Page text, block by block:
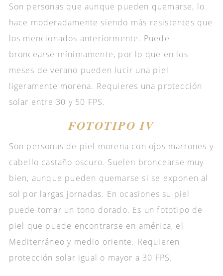
Son personas que aunque pueden quemarse, lo
hace moderadamente siendo más resistentes que
los mencionados anteriormente. Puede
broncearse mínimamente, por lo que en los
meses de verano pueden lucir una piel
ligeramente morena. Requieres una protección
solar entre 30 y 50 FPS.
FOTOTIPO IV
Son personas de piel morena con ojos marrones y
cabello castaño oscuro. Suelen broncearse muy
bien, aunque pueden quemarse si se exponen al
sol por largas jornadas. En ocasiones su piel
puede tomar un tono dorado. Es un fototipo de
piel que puede encontrarse en américa, el
Mediterráneo y medio oriente. Requieren
protección solar igual o mayor a 30 FPS.